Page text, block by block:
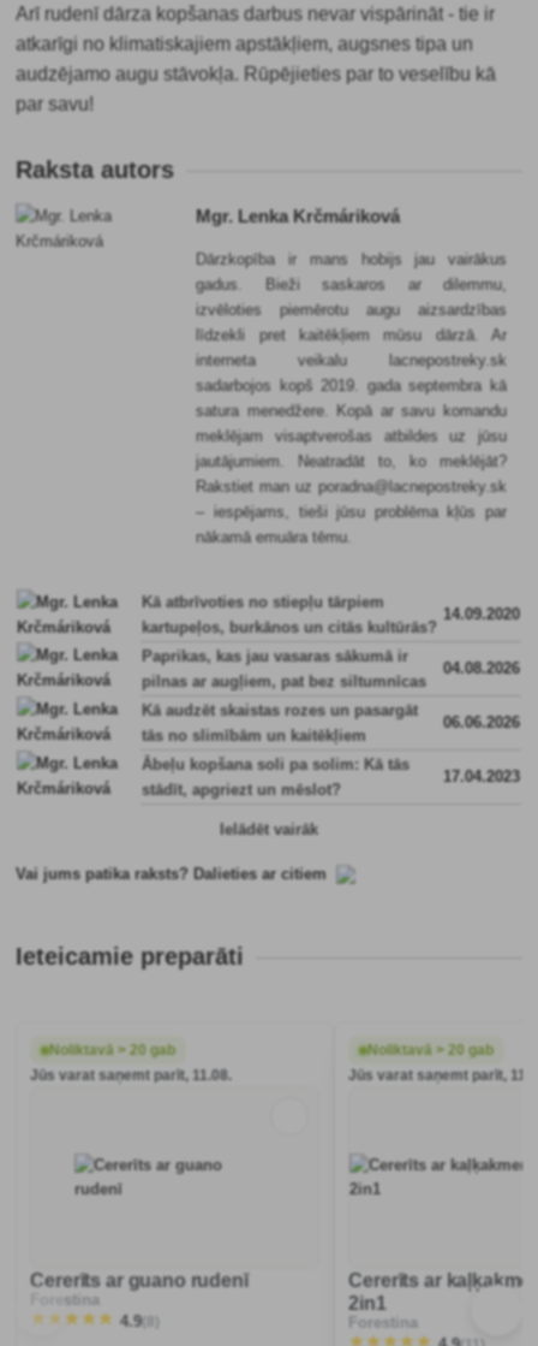
Arī rudenī dārza kopšanas darbus nevar vispārināt - tie ir
atkarīgi no klimatiskajiem apstākļiem, augsnes tipa un
audzējamo augu stāvokļa. Rūpējieties par to veselību kā
par savu!
Raksta autors
Mgr. Lenka Krčmáriková
Dārzkopība ir mans hobijs jau vairākus
gadus. Bieži saskaros ar dilemmu,
izvēloties piemērotu augu aizsardzības
līdzekli pret kaitēkļiem mūsu dārzā. Ar
interneta veikalu lacnepostreky.sk
sadarbojos kopš 2019. gada septembra kā
satura menedžere. Kopā ar savu komandu
meklējam visaptverošas atbildes uz jūsu
jautājumiem. Neatradāt to, ko meklējāt?
Rakstiet man uz poradna@lacnepostreky.sk
– iespējams, tieši jūsu problēma kļūs par
nākamā emuāra tēmu.
Kā atbrīvoties no stiepļu tārpiem
kartupeļos, burkānos un citās kultūrās?
14.09.2020
Paprikas, kas jau vasaras sākumā ir
pilnas ar augļiem, pat bez siltumnīcas
04.08.2026
Kā audzēt skaistas rozes un pasargāt
tās no slimībām un kaitēkļiem
06.06.2026
Ābeļu kopšana soli pa solim: Kā tās
stādīt, apgriezt un mēslot?
17.04.2023
Ielādēt vairāk
Vai jums patika raksts? Dalieties ar citiem
Ieteicamie preparāti
Noliktavā > 20 gab
Jūs varat saņemt parīt, 11.08.
Cererīts ar guano rudenī
Forestina
4.9(8)
Noliktavā > 20 gab
Jūs varat saņemt parīt,
Cererīts ar
2in1
Forestina